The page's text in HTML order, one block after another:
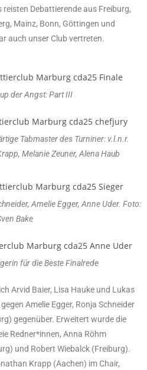
Debattierende aus Freiburg,
Mainz, Bonn, Göttingen und
auch unser Club vertreten.
der Angst: Part III
Tabmaster des Turniner: v.l.n.r.
Melanie Zeuner, Alena Haub
Amelie Egger, Anne Uder. Foto:
Bake
für die Beste Finalrede
Arvid Baier, Lisa Hauke und Lukas
Amelie Egger, Ronja Schneider
gegenüber. Erweitert wurde die
Redner*innen, Anna Röhm
und Robert Wiebalck (Freiburg).
Krapp (Aachen) im Chair,